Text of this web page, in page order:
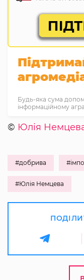
Будь-яка сума
інформаційному
© Юлія
#добрива
#Юлія Немцева